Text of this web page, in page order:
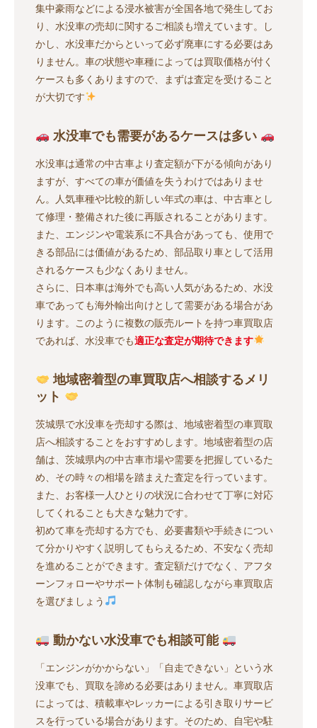
集中豪雨などによる浸水被害が全国各地で発生してお
り、水没車の売却に関するご相談も増えています。し
かし、水没車だからといって必ず廃車にする必要はあ
りません。車の状態や車種によっては買取価格が付く
ケースも多くありますので、まずは査定を受けること
が大切です
水没車でも需要があるケースは多い
水没車は通常の中古車より査定額が下がる傾向があり
ますが、すべての車が価値を失うわけではありませ
ん。人気車種や比較的新しい年式の車は、中古車とし
て修理・整備された後に再販されることがあります。
また、エンジンや電装系に不具合があっても、使用で
きる部品には価値があるため、部品取り車として活用
されるケースも少なくありません。
さらに、日本車は海外でも高い人気があるため、水没
車であっても海外輸出向けとして需要がある場合があ
ります。このように複数の販売ルートを持つ車買取店
であれば、水没車でも適正な査定が期待できます
地域密着型の車買取店へ相談するメリ
ット
茨城県で水没車を売却する際は、地域密着型の車買取
店へ相談することをおすすめします。地域密着型の店
舗は、茨城県内の中古車市場や需要を把握しているた
め、その時々の相場を踏まえた査定を行っています。
また、お客様一人ひとりの状況に合わせて丁寧に対応
してくれることも大きな魅力です。
初めて車を売却する方でも、必要書類や手続きについ
て分かりやすく説明してもらえるため、不安なく売却
を進めることができます。査定額だけでなく、アフタ
ーンフォローやサポート体制も確認しながら車買取店
を選びましょう
動かない水没車でも相談可能
「エンジンがかからない」「自走できない」という水
没車でも、買取を諦める必要はありません。車買取店
によっては、積載車やレッカーによる引き取りサービ
スを行っている場合があります。そのため、自宅や駐